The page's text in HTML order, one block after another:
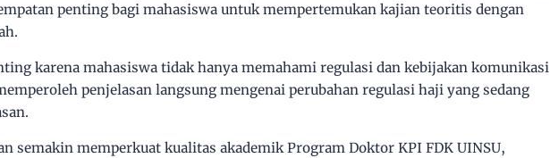
penting bagi mahasiswa untuk mempertemukan kajian teoritis dengan
karena mahasiswa tidak hanya memahami regulasi dan kebijakan komunikasi
penjelasan langsung mengenai perubahan regulasi haji yang sedang
semakin memperkuat kualitas akademik Program Doktor KPI FDK UINSU,